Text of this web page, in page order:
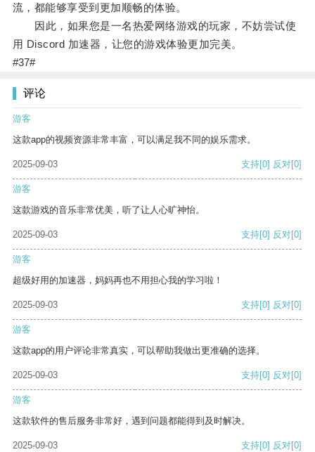
流，都能够享受到更加顺畅的体验。
因此，如果您是一名热爱网络游戏的玩家，不妨尝试使
用 Discord 加速器，让您的游戏体验更加完美。
#37#
评论
游客
这款app的视频资源非常丰富，可以满足我不同的娱乐需求。
2025-09-03 支持[0] 反对[0]
游客
这款游戏的音乐非常优美，听了让人心旷神怡。
2025-09-03 支持[0] 反对[0]
游客
超级好用的加速器，妈妈再也不用担心我的学习啦！
2025-09-03 支持[0] 反对[0]
游客
这款app的用户评论非常真实，可以帮助我做出更准确的选择。
2025-09-03 支持[0] 反对[0]
游客
这款软件的售后服务非常好，遇到问题都能得到及时解决。
2025-09-03 支持[0] 反对[0]